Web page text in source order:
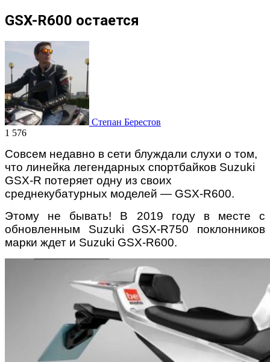
GSX-R600 остается
Степан Берестов
1 576
Совсем недавно в сети блуждали слухи о том,
что линейка легендарных спортбайков Suzuki
GSX-R потеряет одну из своих
среднекубатурных моделей — GSX-R600.
Этому не бывать! В 2019 году в месте с
обновленным Suzuki GSX-R750 поклонников
марки ждет и Suzuki GSX-R600.